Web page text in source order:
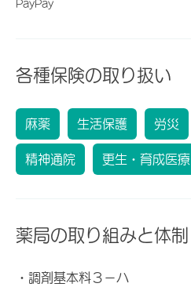
PayPay
各種保険の取り扱い
麻薬 生活保護 労災
精神通院 更生・育成医療
薬局の取り組みと体制
・調剤基本料３－ハ